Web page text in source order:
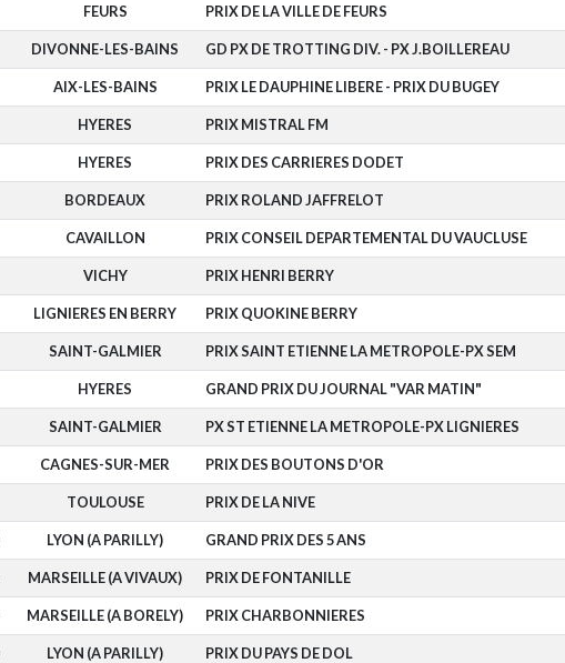
FEURS PRIX DE LA VILLE DE FEURS
DIVONNE-LES-BAINS GD PX DE TROTTING DIV. - PX J.BOILLEREAU
AIX-LES-BAINS PRIX LE DAUPHINE LIBERE - PRIX DU BUGEY
HYERES PRIX MISTRAL FM
HYERES PRIX DES CARRIERES DODET
BORDEAUX PRIX ROLAND JAFFRELOT
CAVAILLON PRIX CONSEIL DEPARTEMENTAL DU VAUCLUSE
VICHY PRIX HENRI BERRY
LIGNIERES EN BERRY PRIX QUOKINE BERRY
SAINT-GALMIER PRIX SAINT ETIENNE LA METROPOLE-PX SEM
HYERES GRAND PRIX DU JOURNAL "VAR MATIN"
SAINT-GALMIER PX ST ETIENNE LA METROPOLE-PX LIGNIERES
CAGNES-SUR-MER PRIX DES BOUTONS D'OR
TOULOUSE PRIX DE LA NIVE
LYON (A PARILLY) GRAND PRIX DES 5 ANS
MARSEILLE (A VIVAUX) PRIX DE FONTANILLE
MARSEILLE (A BORELY) PRIX CHARBONNIERES
LYON (A PARILLY) PRIX DU PAYS DE DOL